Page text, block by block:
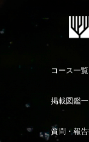
コース一覧
掲載図鑑
質問・報